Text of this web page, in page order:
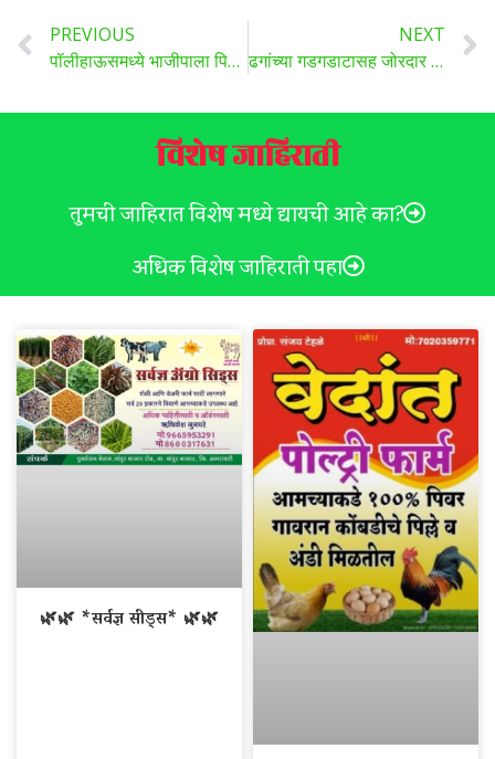
PREVIOUS
पॉलीहाऊसमध्ये भाजीपाला पिकवून शेतकरी होणार श्रीमंत,आता सरकार देणार 65% अनुदान..
NEXT
ढगांच्या गडगडाटासह जोरदार पावसाचा अंदाज, पहा सविस्तर ..
विशेष जाहिराती
तुमची जाहिरात विशेष मध्ये द्यायची आहे का?
अधिक विशेष जाहिराती पहा
🌿🌿 *सर्वज्ञ सीड्स* 🌿🌿